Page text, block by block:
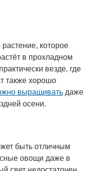
которое
в прохладном
везде, где
также хорошо
выращиватьдаже
осени.
быть отличным
овощи даже в